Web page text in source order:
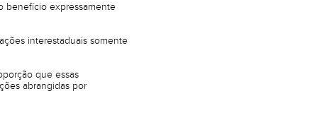
benefício expressamente
interestaduais somente
que essas
abrangidas por